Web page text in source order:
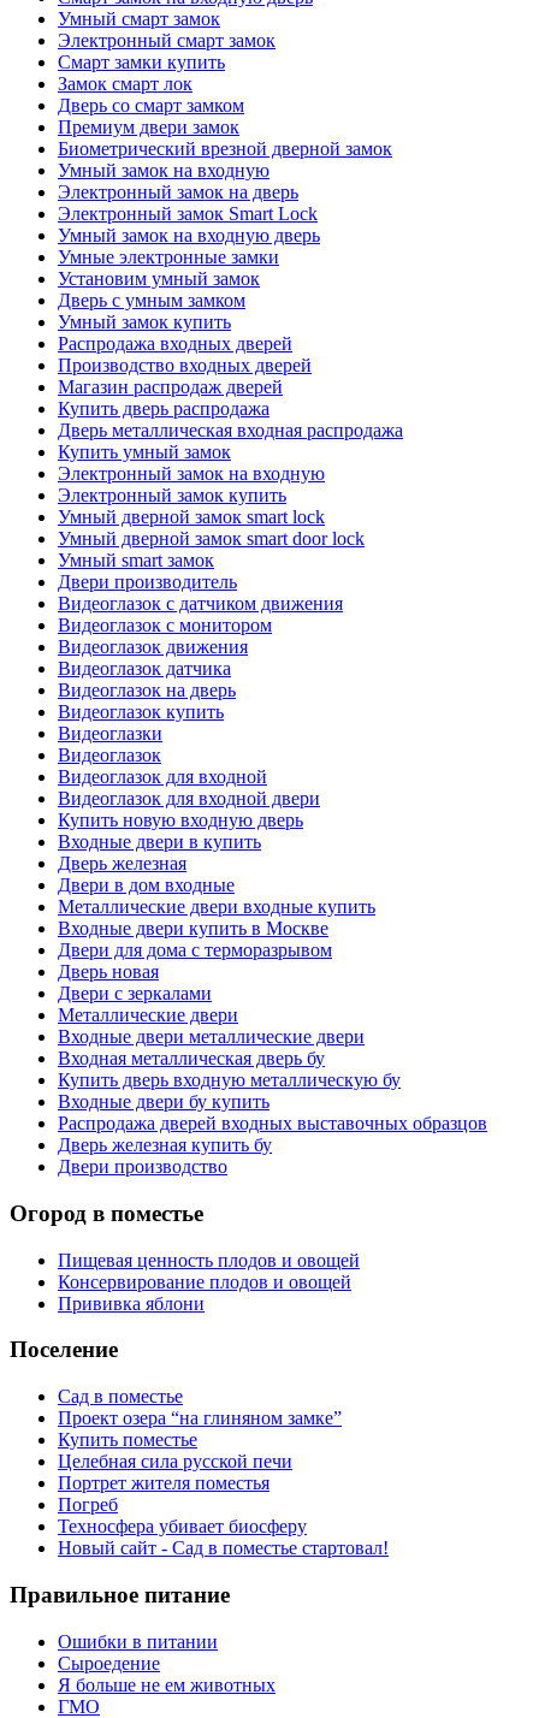
Умный смарт замок
Электронный смарт замок
Смарт замки купить
Замок смарт лок
Дверь со смарт замком
Премиум двери замок
Биометрический врезной дверной замок
Умный замок на входную
Электронный замок на дверь
Электронный замок Smart Lock
Умный замок на входную дверь
Умные электронные замки
Установим умный замок
Дверь с умным замком
Умный замок купить
Распродажа входных дверей
Производство входных дверей
Магазин распродаж дверей
Купить дверь распродажа
Дверь металлическая входная распродажа
Купить умный замок
Электронный замок на входную
Электронный замок купить
Умный дверной замок smart lock
Умный дверной замок smart door lock
Умный smart замок
Двери производитель
Видеоглазок с датчиком движения
Видеоглазок с монитором
Видеоглазок движения
Видеоглазок датчика
Видеоглазок на дверь
Видеоглазок купить
Видеоглазки
Видеоглазок
Видеоглазок для входной
Видеоглазок для входной двери
Купить новую входную дверь
Входные двери в купить
Дверь железная
Двери в дом входные
Металлические двери входные купить
Входные двери купить в Москве
Двери для дома с терморазрывом
Дверь новая
Двери с зеркалами
Металлические двери
Входные двери металлические двери
Входная металлическая дверь бу
Купить дверь входную металлическую бу
Входные двери бу купить
Распродажа дверей входных выставочных образцов
Дверь железная купить бу
Двери производство
Огород в поместье
Пищевая ценность плодов и овощей
Консервирование плодов и овощей
Прививка яблони
Поселение
Сад в поместье
Проект озера “на глиняном замке”
Купить поместье
Целебная сила русской печи
Портрет жителя поместья
Погреб
Техносфера убивает биосферу
Новый сайт - Сад в поместье стартовал!
Правильное питание
Ошибки в питании
Сыроедение
Я больше не ем животных
ГМО